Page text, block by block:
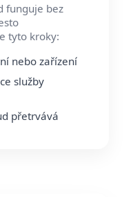
funguje bez
tyto kroky:
nebo zařízení
služby
přetrvává